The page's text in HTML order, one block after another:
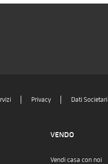
Privacy Dati Societari
VENDO
Vendi casa con noi